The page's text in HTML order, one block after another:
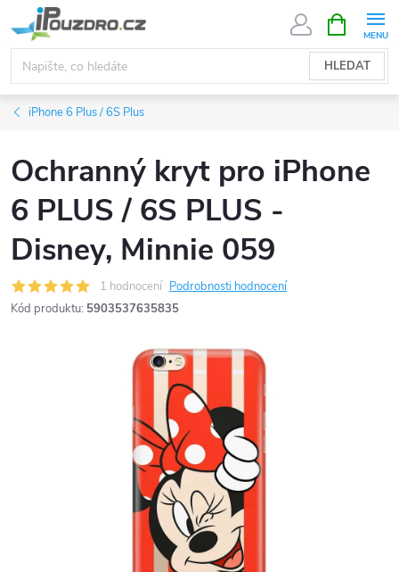
na
obsah
HLEDAT
NÁKUPNÍ
KOŠÍK
iPhone 6 Plus / 6S Plus
Ochranný kryt pro iPhone
6 PLUS / 6S PLUS -
Disney, Minnie 059
1 hodnocení Podrobnosti hodnocení
Kód produktu: 5903537635835